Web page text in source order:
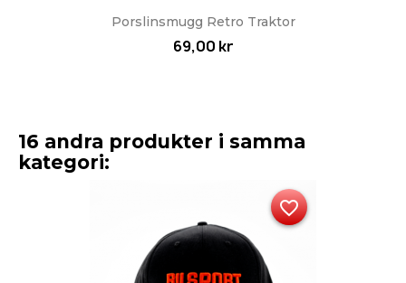
Porslinsmugg Retro Traktor
69,00 kr
16 andra produkter i samma
kategori:
favorite_border